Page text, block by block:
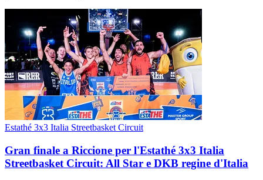
Estathé 3x3 Italia Streetbasket Circuit
Gran finale a Riccione per l'Estathé 3x3 Italia
Streetbasket Circuit: All Star e DKB regine d'Italia